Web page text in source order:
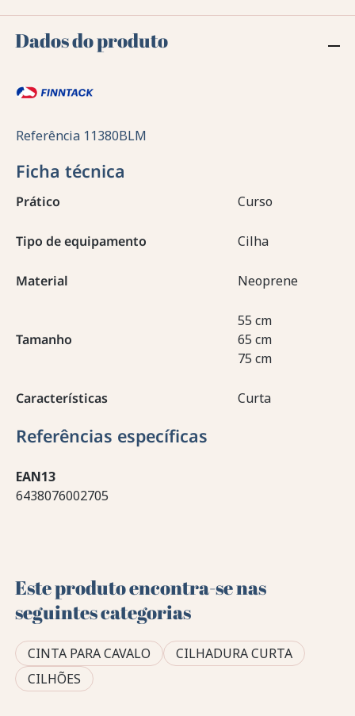
Dados do produto
Referência 11380BLM
Ficha técnica
Prático Curso
Tipo de equipamento Cilha
Material Neoprene
Tamanho
55 cm
65 cm
75 cm
Características Curta
Referências específicas
EAN13
6438076002705
Este produto encontra-se nas
seguintes categorias
CINTA PARA CAVALO
CILHADURA CURTA
CILHÕES